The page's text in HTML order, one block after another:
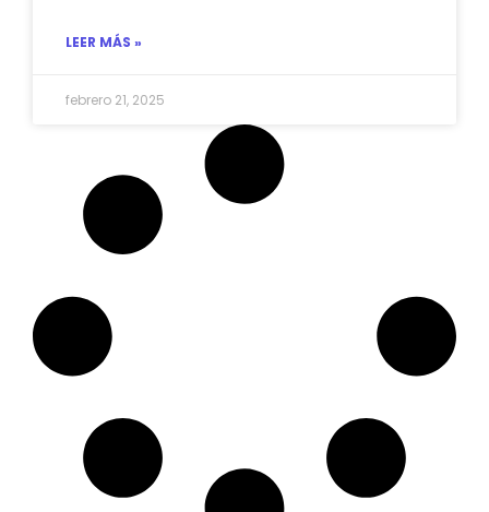
LEER MÁS »
febrero 21, 2025